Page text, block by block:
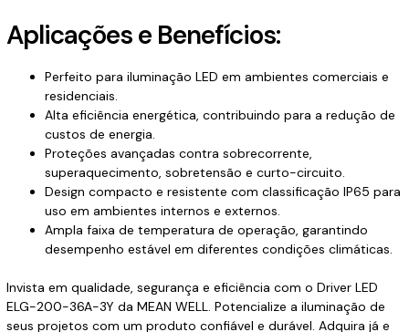
Aplicações e Benefícios:
Perfeito para iluminação LED em ambientes comerciais e
residenciais.
Alta eficiência energética, contribuindo para a redução de
custos de energia.
Proteções avançadas contra sobrecorrente,
superaquecimento, sobretensão e curto-circuito.
Design compacto e resistente com classificação IP65 para
uso em ambientes internos e externos.
Ampla faixa de temperatura de operação, garantindo
desempenho estável em diferentes condições climáticas.
Invista em qualidade, segurança e eficiência com o Driver LED
ELG-200-36A-3Y da MEAN WELL. Potencialize a iluminação de
seus projetos com um produto confiável e durável. Adquira já e